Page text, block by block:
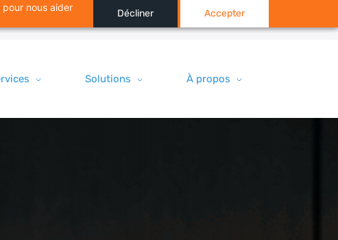
nous aider
Décliner Accepter
Solutions À propos